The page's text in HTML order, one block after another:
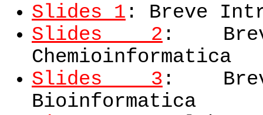
Slides 1 : Breve
Slides 2 :
Chemioinformatica
Slides 3 :
Bioinformatica